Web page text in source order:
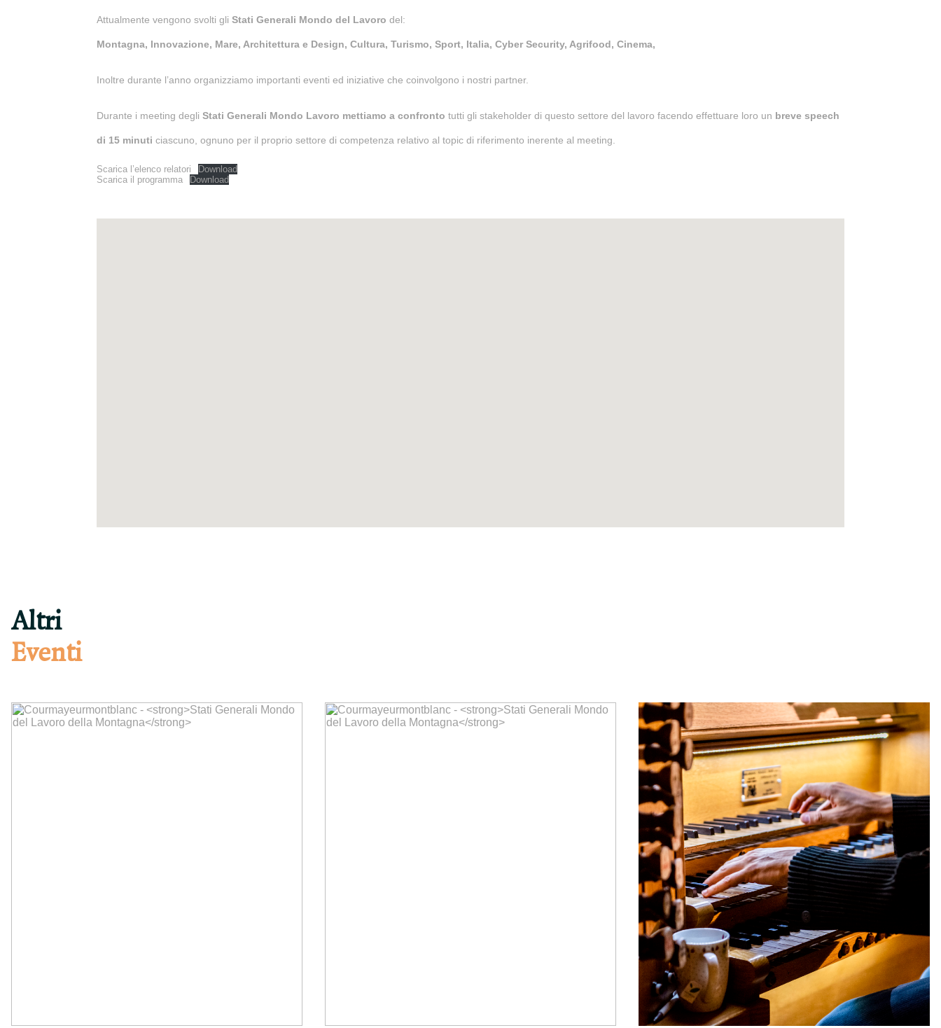
Attualmente vengono svolti gli Stati Generali Mondo del Lavoro del:
Montagna, Innovazione, Mare, Architettura e Design, Cultura, Turismo, Sport, Italia, Cyber Security, Agrifood, Cinema,
Inoltre durante l’anno organizziamo importanti eventi ed iniziative che coinvolgono i nostri partner.
Durante i meeting degli Stati Generali Mondo Lavoro mettiamo a confronto tutti gli stakeholder di questo settore del lavoro facendo effettuare loro un breve speech
di 15 minuti ciascuno, ognuno per il proprio settore di competenza relativo al topic di riferimento inerente al meeting.
Scarica l’elenco relatori
Download
Scarica il programma
Download
Altri
Eventi